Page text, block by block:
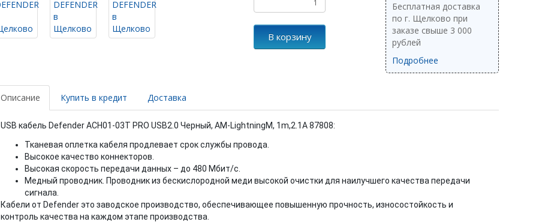
В корзину
Бесплатная доставка
по г. Щелково при
заказе свыше 3 000
рублей
Подробнее
Описание Купить в кредит Доставка
USB кабель Defender ACH01-03T PRO USB2.0 Черный, AM-LightningM, 1m,2.1A 87808:
Тканевая оплетка кабеля продлевает срок службы провода.
Высокое качество коннекторов.
Высокая скорость передачи данных – до 480 Мбит/с.
Медный проводник. Проводник из бескислородной меди высокой очистки для наилучшего качества передачи
сигнала.
Кабели от Defender это заводское производство, обеспечивающее повышенную прочность, износостойкость и
контроль качества на каждом этапе производства.